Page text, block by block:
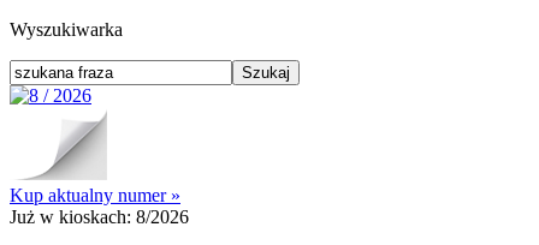
Wyszukiwarka
Kup aktualny numer »
Już w kioskach: 8/2026